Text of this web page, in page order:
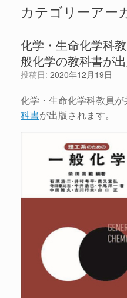
カテゴリーアー
化学・生命化学科
般化学の教科書が
投稿日: 2020年12月19日
化学・生命化学科教員が
科書が出版されます。